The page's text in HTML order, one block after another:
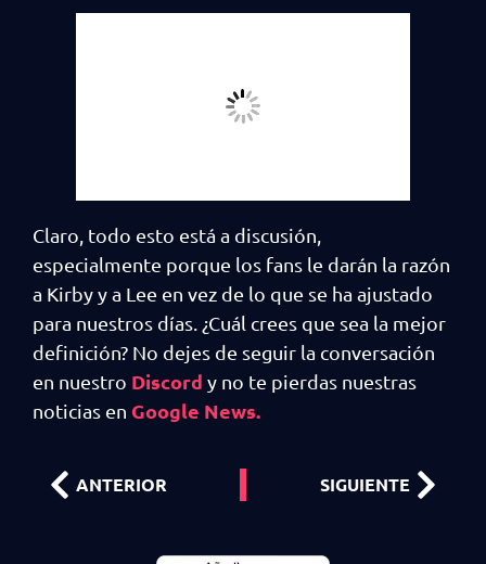
Claro, todo esto está a discusión,
especialmente porque los fans le darán la razón
a Kirby y a Lee en vez de lo que se ha ajustado
para nuestros días. ¿Cuál crees que sea la mejor
definición? No dejes de seguir la conversación
en nuestro Discord y no te pierdas nuestras
noticias en Google News.
ANTERIOR SIGUIENTE